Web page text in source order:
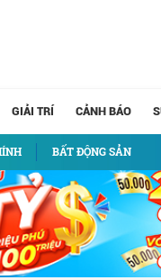
BẤT ĐỘNG SẢN
GIẢI TRÍ CẢNH BÁO